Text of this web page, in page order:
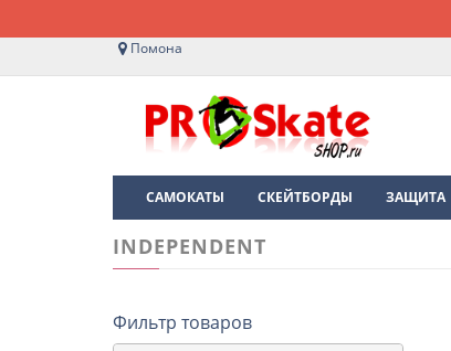
Помона
САМОКАТЫ СКЕЙТБОРДЫ ЗАЩИТА
INDEPENDENT
Фильтр товаров